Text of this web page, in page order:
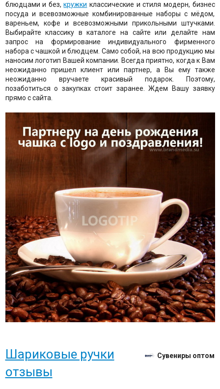
блюдцами и без,кружки классические и стиля модерн, бизнес
посуда и всевозможные комбинированные наборы с мёдом,
вареньем, кофе и всевозможными прикольными штучками.
Выбирайте классику в каталоге на сайте или делайте нам
запрос на формирование индивидуального фирменного
набора с чашкой и блюдцем. Само собой, на всю продукцию мы
наносим логотип Вашей компании. Всегда приятно, когда к Вам
неожиданно пришел клиент или партнер, а Вы ему также
неожиданно вручаете красивый подарок. Поэтому,
позаботиться о закупках стоит заранее. Ждем Вашу заявку
прямо с сайта.
Шариковые ручки
отзывы
Сувениры оптом